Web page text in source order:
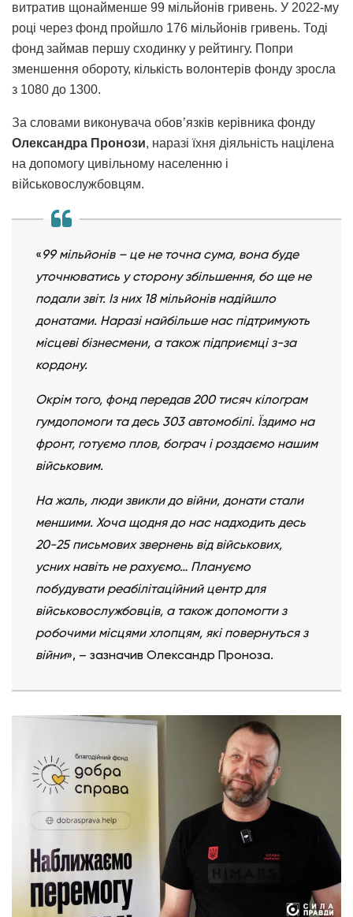
витратив щонайменше 99 мільйонів гривень. У 2022-му
році через фонд пройшло 176 мільйонів гривень. Тоді
фонд займав першу сходинку у рейтингу. Попри
зменшення обороту, кількість волонтерів фонду зросла
з 1080 до 1300.
За словами виконувача обов’язків керівника фонду
Олександра Пронози, наразі їхня діяльність націлена
на допомогу цивільному населенню і
військовослужбовцям.
«99 мільйонів – це не точна сума, вона буде
уточнюватись у сторону збільшення, бо ще не
подали звіт. Із них 18 мільйонів надійшло
донатами. Наразі найбільше нас підтримують
місцеві бізнесмени, а також підприємці з-за
кордону.
Окрім того, фонд передав 200 тисяч кілограм
гумдопомоги та десь 303 автомобілі. Їздимо на
фронт, готуємо плов, бограч і роздаємо нашим
військовим.
На жаль, люди звикли до війни, донати стали
меншими. Хоча щодня до нас надходить десь
20-25 письмових звернень від військових,
усних навіть не рахуємо… Плануємо
побудувати реабілітаційний центр для
військовослужбовців, а також допомогти з
робочими місцями хлопцям, які повернуться з
війни», – зазначив Олександр Проноза.